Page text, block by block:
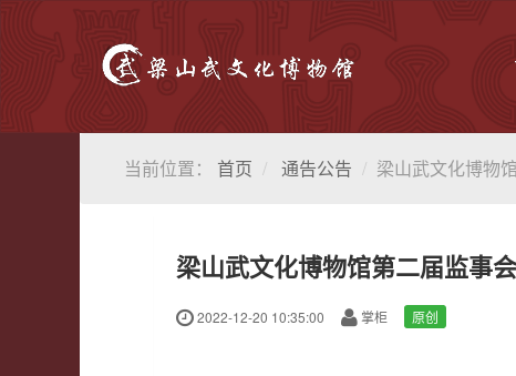
当前位置： 首页 通告公告 梁山武文化博物
梁山武文化博物馆第二届监事
2022-12-20 10:35:00 掌柜 原创